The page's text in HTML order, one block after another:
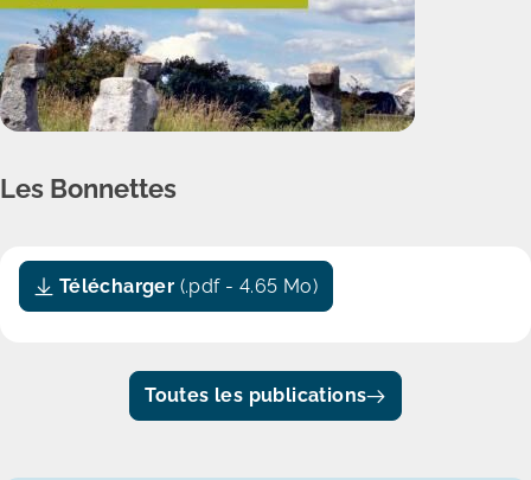
Les Bonnettes
Télécharger (.pdf - 4.65 Mo)
Toutes les publications